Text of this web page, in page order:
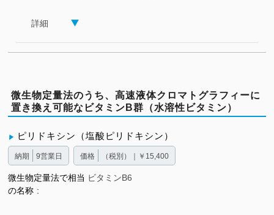
詳細
微生物定量法のうち、高速液体クロマトグラフィーに
置き換え可能なビタミンB群（水溶性ビタミン）
ピリドキシン（塩酸ピリドキシン）
納期 9営業日 価格 （税別）｜￥15,400
微生物定量法で相当
の名称
ビタミンB6